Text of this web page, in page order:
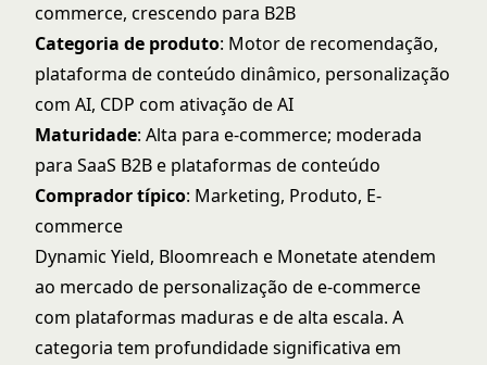
commerce, crescendo para B2B
Categoria de produto: Motor de recomendação,
plataforma de conteúdo dinâmico, personalização
com AI, CDP com ativação de AI
Maturidade: Alta para e-commerce; moderada
para SaaS B2B e plataformas de conteúdo
Comprador típico: Marketing, Produto, E-
commerce
Dynamic Yield, Bloomreach e Monetate atendem
ao mercado de personalização de e-commerce
com plataformas maduras e de alta escala. A
categoria tem profundidade significativa em